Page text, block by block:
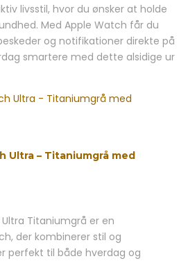
livsstil, hvor du ønsker at holde
Med Apple Watch får du
og notifikationer direkte på
smartere med dette alsidige ur
Ultra – Titaniumgrå med
Titaniumgrå er en
der kombinerer stil og
perfekt til både hverdag og